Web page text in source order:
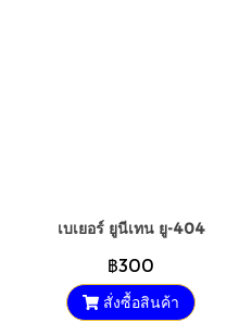
เบเยอร์ ยูนีเทน ยู-404
฿300
สั่งซื้อสินค้า